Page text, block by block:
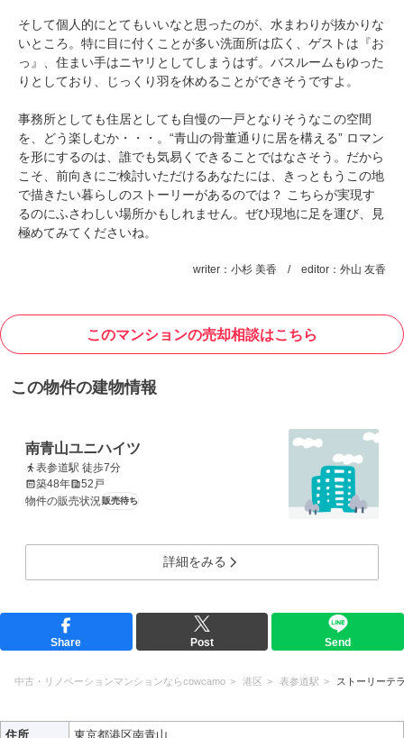
そして個人的にとてもいいなと思ったのが、水まわりが抜かりな
いところ。特に目に付くことが多い洗面所は広く、ゲストは『お
っ』、住まい手はニヤリとしてしまうはず。バスルームもゆった
りとしており、じっくり羽を休めることができそうですよ。
事務所としても住居としても自慢の一戸となりそうなこの空間
を、どう楽しむか・・・。“青山の骨董通りに居を構える” ロマン
を形にするのは、誰でも気易くできることではなさそう。だから
こそ、前向きにご検討いただけるあなたには、きっともうこの地
で描きたい暮らしのストーリーがあるのでは？ こちらが実現す
るのにふさわしい場所かもしれません。ぜひ現地に足を運び、見
極めてみてくださいね。
writer：小杉 美香 / editor：外山 友香
このマンションの売却相談はこちら
この物件の建物情報
南青山ユニハイツ
表参道駅 徒歩7分
築48年
52戸
物件の販売状況販売待ち
詳細をみる
Share Post Send
中古・リノベーションマンションならcowcamo 港区 表参道駅 ストーリーテ
住所 東京都港区南青山